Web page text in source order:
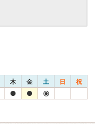
木 金 土 日 祝